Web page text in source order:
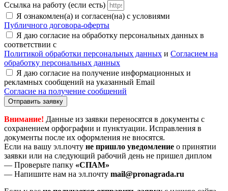
Ссылка на работу (если есть)
Я ознакомлен(а) и согласен(на) с условиями
Публичного договора-оферты
Я даю согласие на обработку персональных данных в
соответствии с
Политикой обработки персональных данных и Согласием на
обработку персональных данных
Я даю согласие на получение информационных и
рекламных сообщений на указанный Email
Согласие на получение сообщений
Отправить заявку
Внимание! Данные из заявки переносятся в документы с
сохранением орфографии и пунктуации. Исправления в
документы после их оформления не вносятся.
Если на вашу эл.почту не пришло уведомление о принятии
заявки или на следующий рабочий день не пришел диплом
— Проверьте папку «СПАМ»
— Напишите нам на эл.почту mail@pronagrada.ru